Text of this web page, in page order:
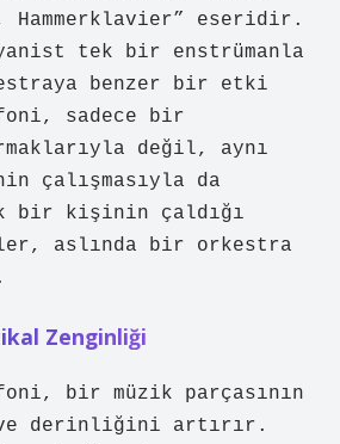
Hammerklavier” eseridir.
tek bir enstrümanla
benzer bir etki
sadece bir
değil, aynı
çalışmasıyla da
kişinin çaldığı
aslında bir orkestra
Zenginliği
bir müzik parçasının
derinliğini artırır.